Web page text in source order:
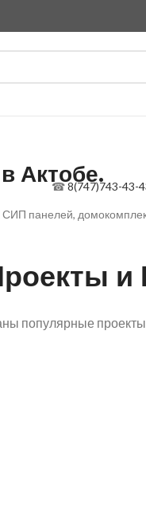
☎8(747)743-43-
Актобе.
панелей,
популярные